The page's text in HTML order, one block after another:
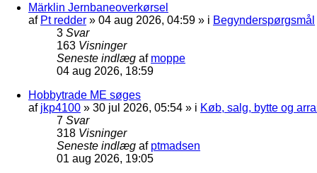
Märklin Jernbaneoverkørsel
af Pt redder » 04 aug 2026, 04:59 » i Begynderspørgsmål
3 Svar
163 Visninger
Seneste indlæg af moppe
04 aug 2026, 18:59
Hobbytrade ME søges
af jkp4100 » 30 jul 2026, 05:54 » i Køb, salg, bytte og
7 Svar
318 Visninger
Seneste indlæg af ptmadsen
01 aug 2026, 19:05